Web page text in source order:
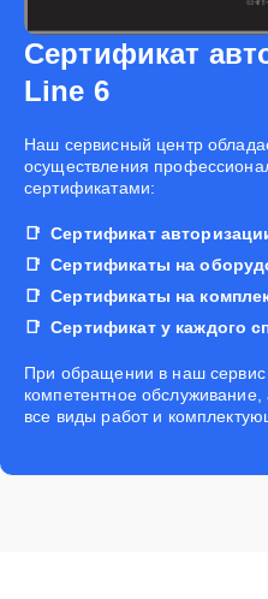
Сертификат
Line 6
Наш сервисный центр
осуществления
сертификатами:
Сертификат
Сертификаты на
Сертификаты на
Сертификат у каждого
При обращении в наш сервис
компетентное
все виды работ и